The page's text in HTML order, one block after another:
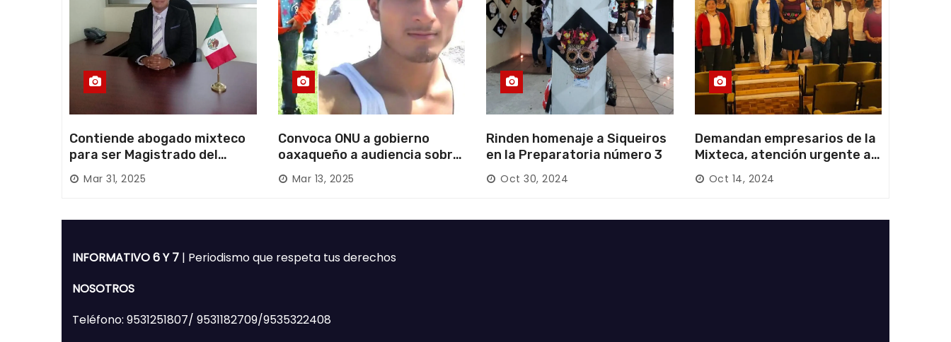
s
Contiende abogado mixteco
para ser Magistrado del
Poder Judicial; es originario
de Huajuapan de León
Mar 31, 2025
Convoca ONU a gobierno
oaxaqueño a audiencia sobre
desaparición forzada en la
Mixteca
Mar 13, 2025
Rinden homenaje a Siqueiros
en la Preparatoria número 3
Oct 30, 2024
Demandan empresarios de la
Mixteca, atención urgente a
las carreteras locales y
federales
Oct 14, 2024
INFORMATIVO 6 Y 7 | Periodismo que respeta tus derechos
NOSOTROS
Teléfono: 9531251807/ 9531182709/9535322408